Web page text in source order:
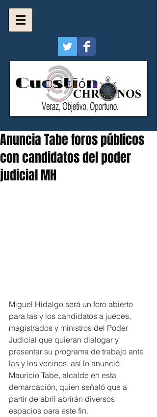
Anuncia Tabe foros públicos
con candidatos del poder
judicial MH
Miguel Hidalgo será un foro abierto
para las y los candidatos a jueces,
magistrados y ministros del Poder
Judicial que quieran dialogar y
presentar su programa de trabajo ante
las y los vecinos, así lo anunció
Mauricio Tabe, alcalde en esta
demarcación, quien señaló que a
partir de abril abrirán diversos
espacios para este fin.